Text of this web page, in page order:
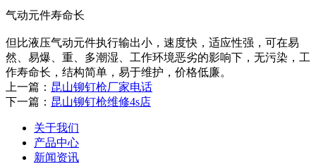
气动元件寿命长
但比液压气动元件执行输出小，速度快，适应性强，可在易
然、易爆、重、多潮湿、工作环境恶劣的影响下，无污染，工
作寿命长，结构简单，易于维护，价格低廉。
上一篇： 昆山铆钉枪厂家电话
下一篇： 昆山铆钉枪维修4s店
关于我们
产品中心
新闻资讯